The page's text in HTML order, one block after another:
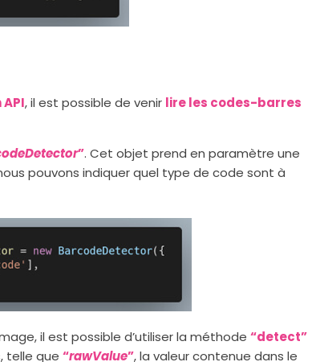
, il est possible de venir lire les codes-barres
”. Cet objet prend en paramètre une
pouvons indiquer quel type de code sont à
il est possible d’utiliser la méthode “detect”
telle que “rawValue”, la valeur contenue dans le